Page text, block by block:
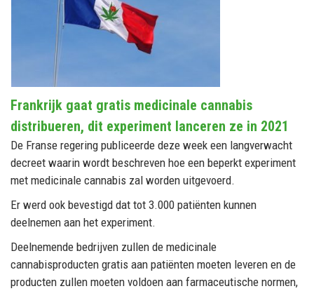
Frankrijk gaat gratis medicinale cannabis
distribueren, dit experiment lanceren ze in 2021
De Franse regering publiceerde deze week een langverwacht
decreet waarin wordt beschreven hoe een beperkt experiment
met medicinale cannabis zal worden uitgevoerd.
Er werd ook bevestigd dat tot 3.000 patiënten kunnen
deelnemen aan het experiment.
Deelnemende bedrijven zullen de medicinale
cannabisproducten gratis aan patiënten moeten leveren en de
producten zullen moeten voldoen aan farmaceutische normen,